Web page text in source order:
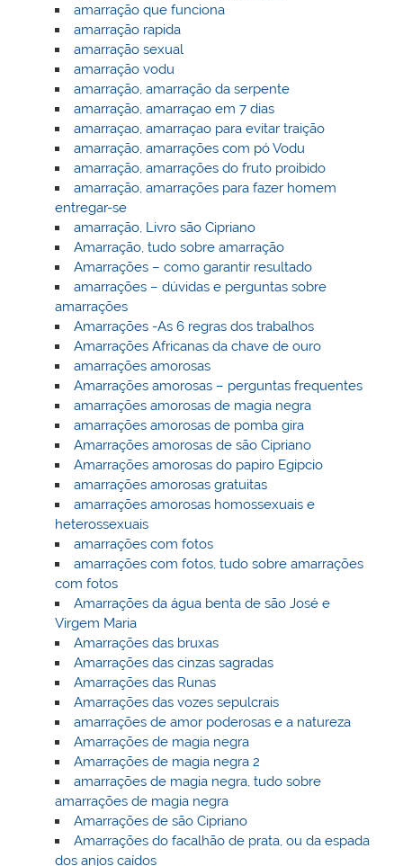
amarração que funciona
amarração rapida
amarração sexual
amarração vodu
amarração, amarração da serpente
amarração, amarraçao em 7 dias
amarraçao, amarraçao para evitar traição
amarração, amarrações com pó Vodu
amarração, amarrações do fruto proibido
amarração, amarrações para fazer homem
entregar-se
amarração, Livro são Cipriano
Amarração, tudo sobre amarração
Amarrações – como garantir resultado
amarrações – dúvidas e perguntas sobre
amarrações
Amarrações -As 6 regras dos trabalhos
Amarrações Africanas da chave de ouro
amarrações amorosas
Amarrações amorosas – perguntas frequentes
amarrações amorosas de magia negra
amarrações amorosas de pomba gira
Amarrações amorosas de são Cipriano
Amarrações amorosas do papiro Egipcio
amarrações amorosas gratuitas
amarrações amorosas homossexuais e
heterossexuais
amarrações com fotos
amarrações com fotos, tudo sobre amarrações
com fotos
Amarrações da água benta de são José e
Virgem Maria
Amarrações das bruxas
Amarrações das cinzas sagradas
Amarrações das Runas
Amarrações das vozes sepulcrais
amarrações de amor poderosas e a natureza
Amarrações de magia negra
Amarrações de magia negra 2
amarrações de magia negra, tudo sobre
amarrações de magia negra
Amarrações de são Cipriano
Amarrações do facalhão de prata, ou da espada
dos anjos caídos